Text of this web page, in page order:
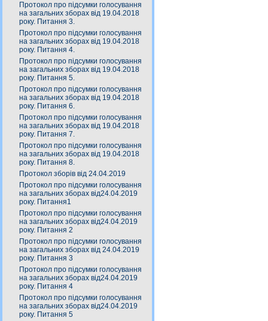
Протокол про підсумки голосування
на загальних зборах від 19.04.2018
року. Питання 3.
Протокол про підсумки голосування
на загальних зборах від 19.04.2018
року. Питання 4.
Протокол про підсумки голосування
на загальних зборах від 19.04.2018
року. Питання 5.
Протокол про підсумки голосування
на загальних зборах від 19.04.2018
року. Питання 6.
Протокол про підсумки голосування
на загальних зборах від 19.04.2018
року. Питання 7.
Протокол про підсумки голосування
на загальних зборах від 19.04.2018
року. Питання 8.
Протокол зборів від 24.04.2019
Протокол про підсумки голосування
на загальних зборах від24.04.2019
року. Питання1
Протокол про підсумки голосування
на загальних зборах від24.04.2019
року. Питання 2
Протокол про підсумки голосування
на загальних зборах від 24.04.2019
року. Питання 3
Протокол про підсумки голосування
на загальних зборах від24.04.2019
року. Питання 4
Протокол про підсумки голосування
на загальних зборах від24.04.2019
року. Питання 5